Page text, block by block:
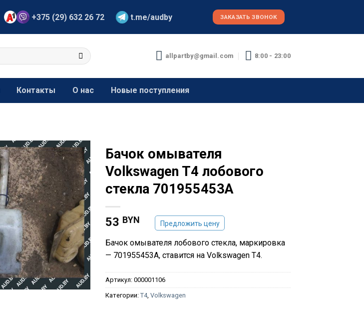
+375 (29) 632 26 72 t.me/audby ЗАКАЗАТЬ ЗВОНОК
allpartby@gmail.com 8:00 - 23:00
Контакты О нас Новые поступления
Бачок омывателя
Volkswagen T4 лобового
стекла 701955453A
53 BYN Предложить цену
Бачок омывателя лобового стекла, маркировка
— 701955453A, ставится на Volkswagen T4.
Артикул:000001106
Категории:T4,Volkswagen